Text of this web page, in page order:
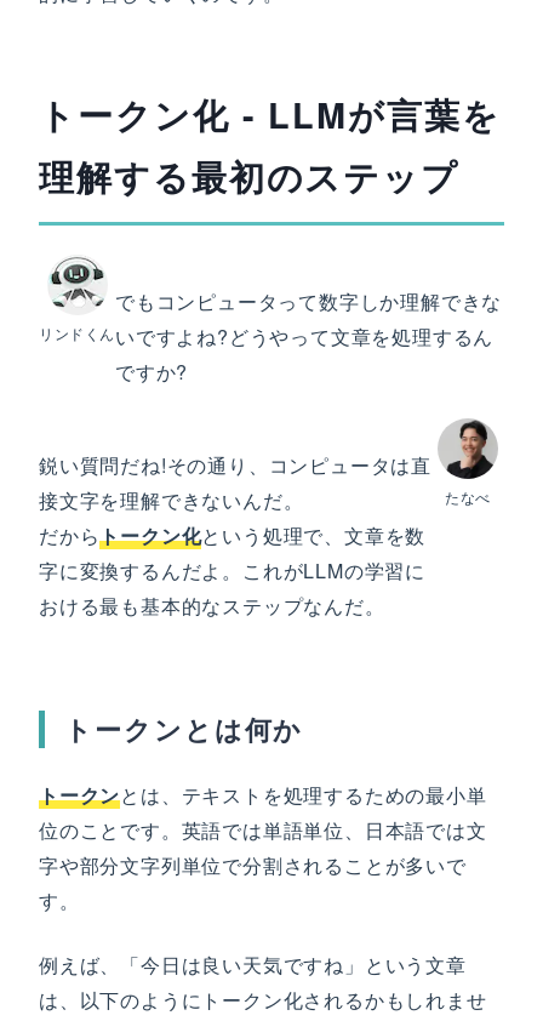
トークン化 - LLMが言葉を
理解する最初のステップ
リンドくん
でもコンピュータって数字しか理解できな
いですよね?どうやって文章を処理するん
ですか?
たなべ
鋭い質問だね!その通り、コンピュータは直
接文字を理解できないんだ。
だからトークン化という処理で、文章を数
字に変換するんだよ。これがLLMの学習に
おける最も基本的なステップなんだ。
トークンとは何か
トークンとは、テキストを処理するための最小単
位のことです。英語では単語単位、日本語では文
字や部分文字列単位で分割されることが多いで
す。
例えば、「今日は良い天気ですね」という文章
は、以下のようにトークン化されるかもしれませ